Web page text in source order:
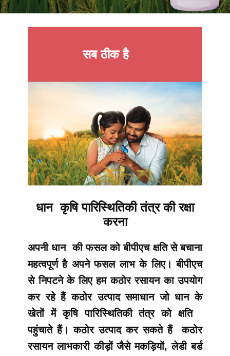
सब ठीक है
धान कृषि पारिस्थितिकी तंत्र की रक्षा
करना
अपनी धान की फसल को बीपीएच क्षति से बचाना
महत्वपूर्ण है अपने फसल लाभ के लिए। बीपीएच
से निपटने के लिए हम कठोर रसायन का उपयोग
कर रहे हैं कठोर उत्पाद समाधान जो धान के
खेतों में कृषि पारिस्थितिकी तंत्र को क्षति
पहुंचाते हैं। कठोर उत्पाद कर सकते हैं कठोर
रसायन लाभकारी कीड़ों जैसे मकड़ियों, लेडी बर्ड